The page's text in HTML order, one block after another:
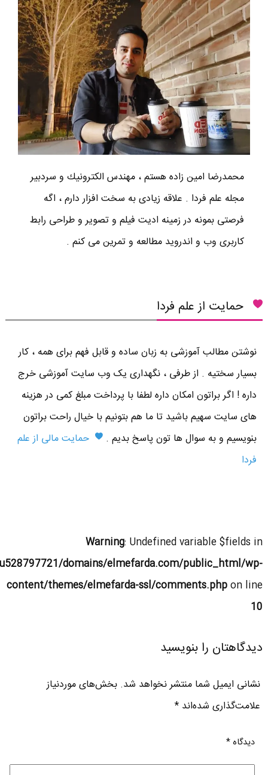
محمدرضا امين زاده هستم ، مهندس الكترونيك و سردبير
مجله علم فردا . علاقه زیادی به سخت افزار دارم ، اگه
فرصتی بمونه در زمینه ادیت فیلم و تصویر و طراحی رابط
کاربری وب و اندروید مطالعه و تمرین می کنم .
حمایت از علم فردا
نوشتن مطالب آموزشی به زبان ساده و قابل فهم برای همه ، کار
بسیار سختیه . از طرفی ، نگهداری یک وب سایت آموزشی خرج
داره ! اگر براتون امکان داره لطفا با پرداخت مبلغ کمی در هزینه
های سایت سهیم باشید تا ما هم بتونیم با خیال راحت براتون
بنویسیم و به سوال ها تون پاسخ بدیم .
حمایت مالی از علم
فردا
Warning: Undefined variable $fields in
domains/elmefarda.com/public_html/wp-
content/themes/elmefarda-ssl/comments.phpon line
10
دیدگاهتان را بنویسید
نشانی ایمیل شما منتشر نخواهد شد. بخش‌های موردنیاز
علامت‌گذاری شده‌اند*
دیدگاه*